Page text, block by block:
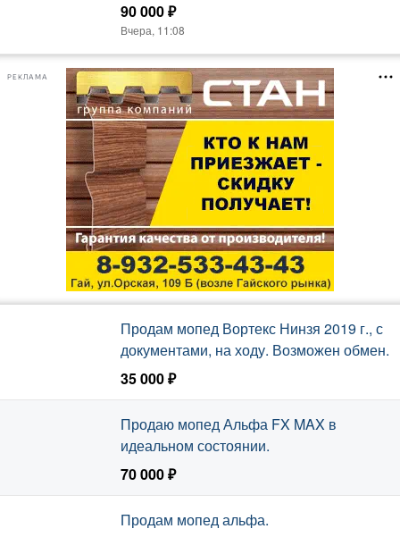
90 000 ₽
Вчера, 11:08
РЕКЛАМА
Продам мопед Вортекс Нинзя 2019 г., с
документами, на ходу. Возможен обмен.
35 000 ₽
Продаю мопед Альфа FX MAX в
идеальном состоянии.
70 000 ₽
Продам мопед альфа.